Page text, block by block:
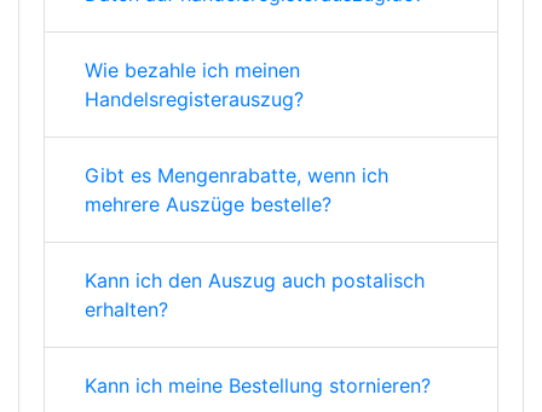
Wie bezahle ich meinen
Handelsregisterauszug?
Gibt es Mengenrabatte, wenn ich
mehrere Auszüge bestelle?
Kann ich den Auszug auch postalisch
erhalten?
Kann ich meine Bestellung stornieren?